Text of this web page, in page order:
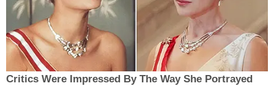
Critics Were Impressed By The Way She Portrayed